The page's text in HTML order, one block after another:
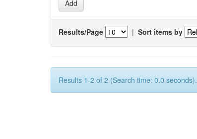
Results/Page | Sort items by
Results 1-2 of 2 (Search time: 0.0 seconds).